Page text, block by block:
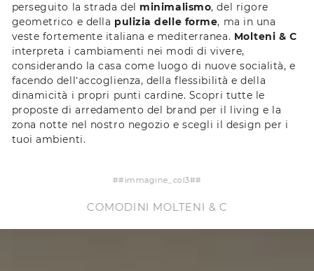
perseguito la strada del minimalismo, del rigore
geometrico e della pulizia delle forme, ma in una
veste fortemente italiana e mediterranea. Molteni & C
interpreta i cambiamenti nei modi di vivere,
considerando la casa come luogo di nuove socialità, e
facendo dell’accoglienza, della flessibilità e della
dinamicità i propri punti cardine. Scopri tutte le
proposte di arredamento del brand per il living e la
zona notte nel nostro negozio e scegli il design per i
tuoi ambienti.
MOLTENI & C LIBRERIE